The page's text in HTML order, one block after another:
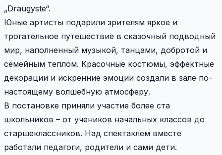
„Draugyste“.
Юные артисты подарили зрителям яркое и
трогательное путешествие в сказочный подводный
мир, наполненный музыкой, танцами, добротой и
семейным теплом. Красочные костюмы, эффектные
декорации и искренние эмоции создали в зале по-
настоящему волшебную атмосферу.
В постановке приняли участие более ста
школьников – от учеников начальных классов до
старшеклассников. Над спектаклем вместе
работали педагоги, родители и сами дети.